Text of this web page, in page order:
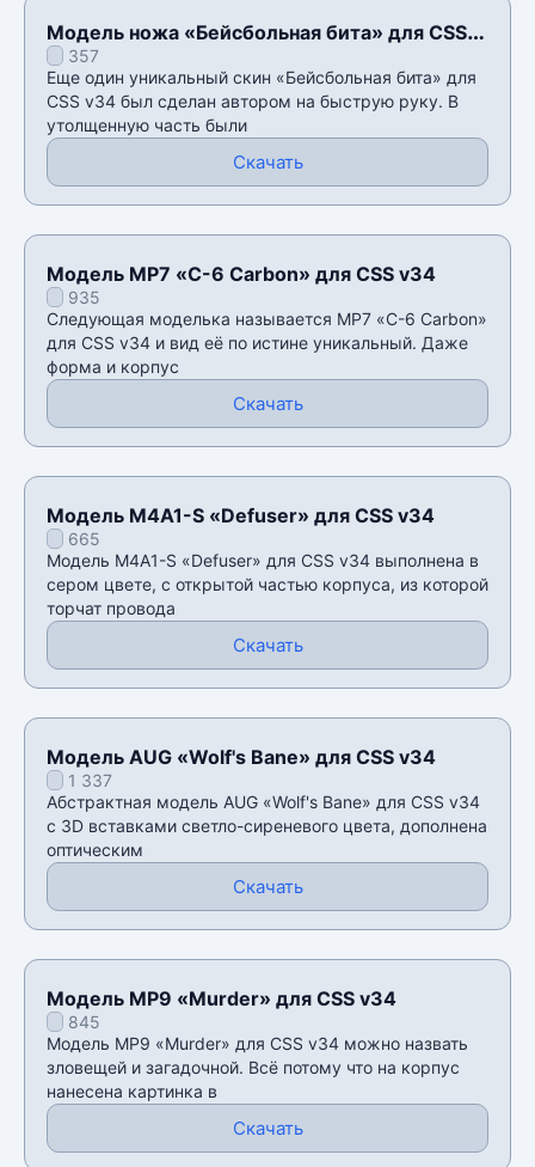
Модель ножа «Бейсбольная бита» для CSS
v34357
Еще один уникальный скин «Бейсбольная бита» для
CSS v34 был сделан автором на быструю руку. В
утолщенную часть были
Скачать
Модель MP7 «C-6 Carbon» для CSS v34
935
Следующая моделька называется MP7 «C-6 Carbon»
для CSS v34 и вид её по истине уникальный. Даже
форма и корпус
Скачать
Модель M4A1-S «Defuser» для CSS v34
665
Модель M4A1-S «Defuser» для CSS v34 выполнена в
сером цвете, с открытой частью корпуса, из которой
торчат провода
Скачать
Модель AUG «Wolf's Bane» для CSS v34
1 337
Абстрактная модель AUG «Wolf's Bane» для CSS v34
с 3D вставками светло-сиреневого цвета, дополнена
оптическим
Скачать
Модель MP9 «Murder» для CSS v34
845
Модель MP9 «Murder» для CSS v34 можно назвать
зловещей и загадочной. Всё потому что на корпус
нанесена картинка в
Скачать